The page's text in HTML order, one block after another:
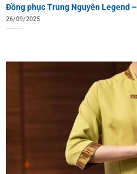
Đồng phục Trung Nguyên Legend
26/09/2025